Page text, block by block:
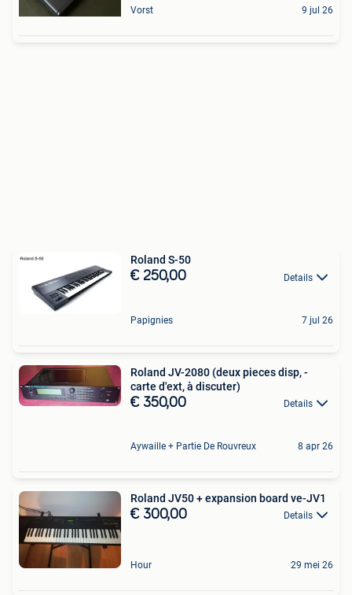
Vorst 9 jul 26
Roland S-50
€ 250,00 Details
Papignies 7 jul 26
Roland JV-2080 (deux pieces disp, -
carte d'ext, à discuter)
€ 350,00 Details
Aywaille + Partie De Rouvreux 8 apr 26
Roland JV50 + expansion board ve-JV1
€ 300,00 Details
Hour 29 mei 26